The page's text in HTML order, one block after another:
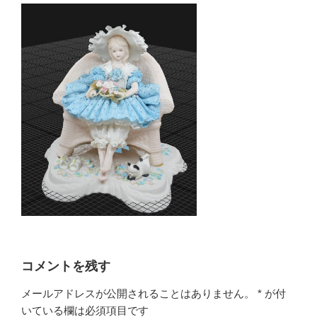
コメントを残す
メールアドレスが公開されることはありません。 * が付
いている欄は必須項目です